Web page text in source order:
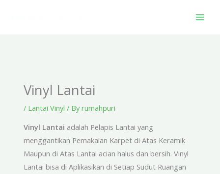
Vinyl Lantai
/ Lantai Vinyl / By rumahpuri
Vinyl Lantai adalah Pelapis Lantai yang
menggantikan Pemakaian Karpet di Atas Keramik
Maupun di Atas Lantai acian halus dan bersih. Vinyl
Lantai bisa di Aplikasikan di Setiap Sudut Ruangan